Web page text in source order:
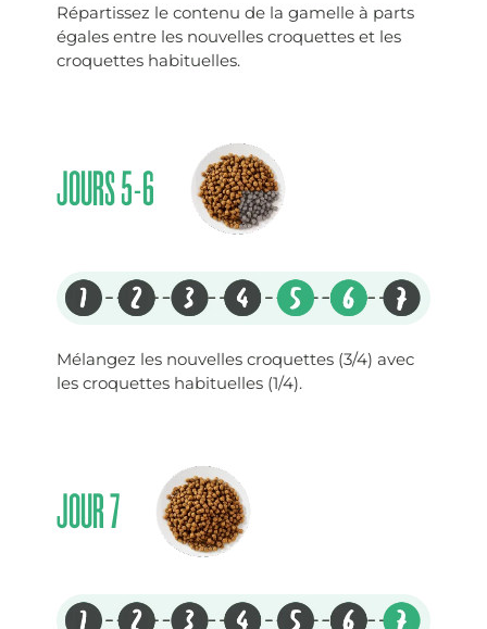
Répartissez le contenu de la gamelle à parts
égales entre les nouvelles croquettes et les
croquettes habituelles.
JOURS 5-6
Mélangez les nouvelles croquettes (3/4) avec
les croquettes habituelles (1/4).
JOUR 7